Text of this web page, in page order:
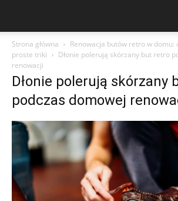
Strona główna
Renowacja butów retro w domu:
proste triki
Dłonie polerują skórzany but retro
renowacji
Dłonie polerują skórzany
podczas domowej